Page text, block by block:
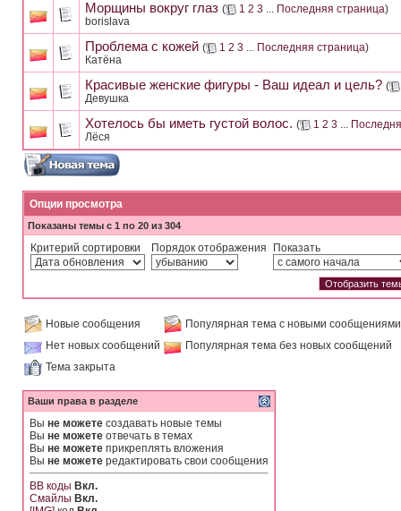
Морщины вокруг глаз ( 1 2 3 ... Последняя страница)
borislava
Проблема с кожей ( 1 2 3 ... Последняя страница)
Катёна
Красивые женские фигуры - Ваш идеал и цель? (
Девушка
Хотелось бы иметь густой волос. ( 1 2 3 ...
Лёся
Опции просмотра
Показаны темы с 1 по 20 из 304
Критерий сортировки Порядок отображения Показать
Новые сообщения
Популярная тема с новыми сообщениями
Нет новых сообщений
Популярная тема без новых сообщений
Тема закрыта
Ваши права в разделе
Вы не можете создавать новые темы
Вы не можете отвечать в темах
Вы не можете прикреплять вложения
Вы не можете редактировать свои сообщения
BB коды Вкл.
Смайлы Вкл.